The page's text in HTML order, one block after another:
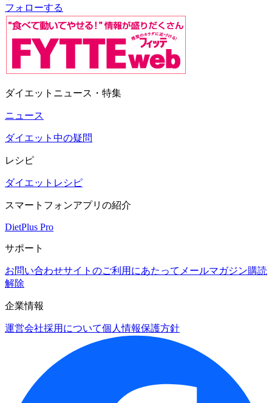
フォローする
ダイエットニュース・特集
ニュース
ダイエット中の疑問
レシピ
ダイエットレシピ
スマートフォンアプリの紹介
DietPlus Pro
サポート
お問い合わせサイトのご利用にあたって メールマガジン購読
解除
企業情報
運営会社採用について個人情報保護方針